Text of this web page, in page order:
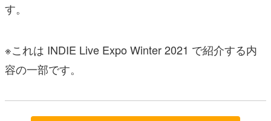
す。
※これは INDIE Live Expo Winter 2021 で紹介する内
容の一部です。